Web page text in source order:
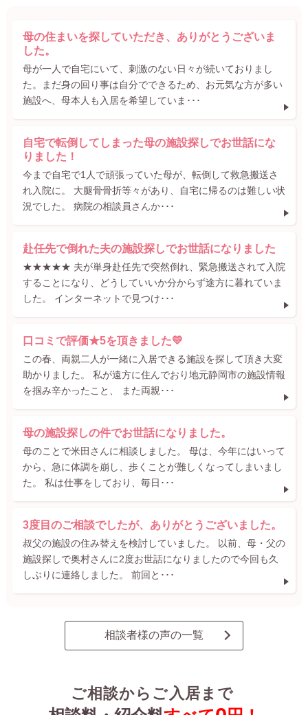
母の住まいを探していただき、ありがとうございま
した。
母が一人で自宅にいて、刺激のない日々が続いておりまし
た。まだ身の回り事は自分でできるため、お元気な方が多い
施設へ、母本人も入居を希望していま･･･
自宅で転倒してしまった母の施設探しでお世話にな
りました！
今まで自宅で1人で頑張っていた母が、転倒して救急搬送さ
れ入院に。 大腿骨骨折等々があり、自宅に帰るのは難しい状
況でした。 病院の相談員さんか･･･
赴任先で倒れた夫の施設探しでお世話になりました
★★★★★ 夫が単身赴任先で突然倒れ、緊急搬送されて入院
することになり、どうしていいか分からず途方に暮れていま
した。 インターネットで見つけ･･･
口コミで評価★5を頂きました💛
この春、両親二人が一緒に入居できる施設を探して頂き大変
助かりました。 私が遠方に住んでおり地元静岡市の施設情報
を掴み辛かったこと、 また両親･･･
母の施設探しの件でお世話になりました。
母のことで米田さんに相談しました。 母は、今年にはいって
から、急に体調を崩し、歩くことが難しくなってしまいまし
た。 私は仕事をしており、毎日･･･
3度目のご相談でしたが、ありがとうございました。
叔父の施設の住み替えを検討していました。 以前、母・父の
施設探しで奥村さんに2度お世話になりましたので今回も久
しぶりに連絡しました。 前回と･･･
相談者様の声の一覧
ご相談からご入居まで